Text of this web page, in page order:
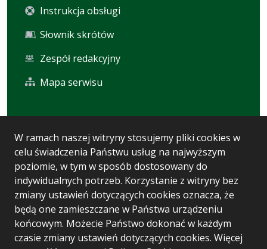
W ramach naszej witryny stosujemy pliki cookies w
celu świadczenia Państwu usług na najwyższym
poziomie, w tym w sposób dostosowany do
indywidualnych potrzeb. Korzystanie z witryny bez
zmiany ustawień dotyczących cookies oznacza, że
będą one zamieszczane w Państwa urządzeniu
końcowym. Możecie Państwo dokonać w każdym
czasie zmiany ustawień dotyczących cookies. Więcej
Instrukcja obsługi
Słownik skrótów
Zespół redakcyjny
Mapa serwisu
Statystyki oglądalności
Ostatnio dodane
Polityka prywatności